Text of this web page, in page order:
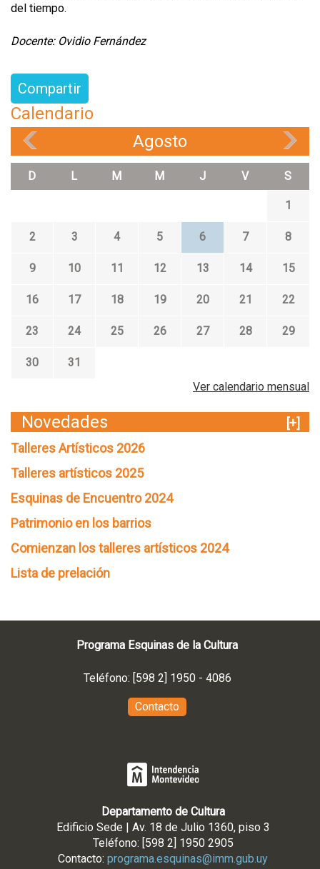
del tiempo.
Docente: Ovidio Fernández
Compartir
Calendario
Agosto
D L M M J V S
1
2 3 4 5 6 7 8
9 10 11 12 13 14 15
16 17 18 19 20 21 22
23 24 25 26 27 28 29
30
31
Ver calendario mensual
Novedades
[+]
Talleres Artísticos 2026
Talleres artísticos 2025
Esquinas de Encuentro 2024
Patrimonio en los barrios
Comienzan los talleres artísticos 2024
Lista de prelación
Programa Esquinas de la Cultura
Teléfono: [598 2] 1950 - 4086
Contacto
Departamento de Cultura
Edificio Sede | Av. 18 de Julio 1360, piso 3
Teléfono: [598 2] 1950 2905
Contacto: programa.esquinas@imm.gub.uy